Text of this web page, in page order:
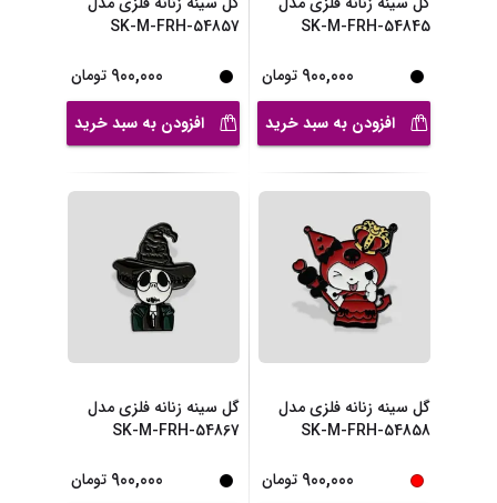
SK-M-FRH-54845
900,000 تومان
افزودن به سبد خرید
SK-M-FRH-54857
900,000 تومان
افزودن به سبد خرید
گل سینه زنانه فلزی مدل
SK-M-FRH-54858
900,000 تومان
گل سینه زنانه فلزی مدل
SK-M-FRH-54867
900,000 تومان